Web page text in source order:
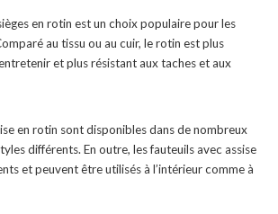
en rotin est un choix populaire pour les
au tissu ou au cuir, le rotin est plus
et plus résistant aux taches et aux
en rotin sont disponibles dans de nombreux
différents. En outre, les fauteuils avec assise
et peuvent être utilisés à l’intérieur comme à